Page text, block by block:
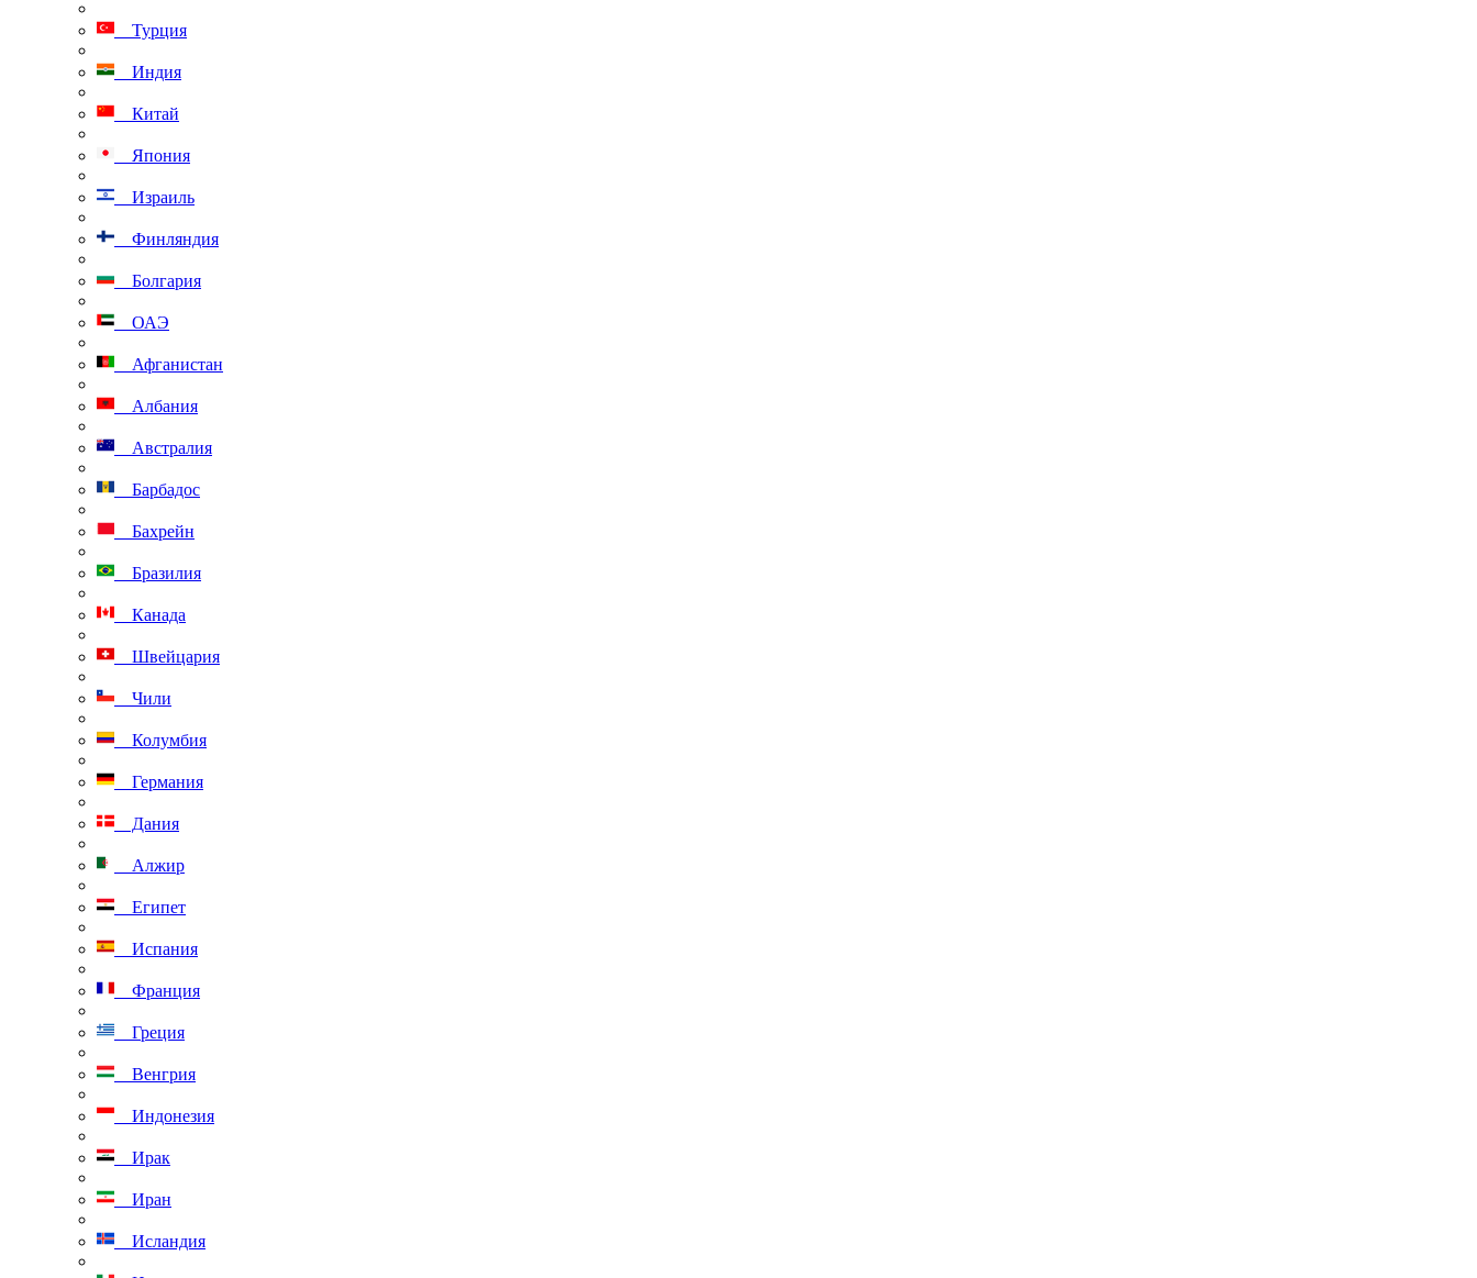
Турция
Индия
Китай
Япония
Израиль
Финляндия
Болгария
ОАЭ
Афганистан
Албания
Австралия
Барбадос
Бахрейн
Бразилия
Канада
Швейцария
Чили
Колумбия
Германия
Дания
Алжир
Египет
Испания
Франция
Греция
Венгрия
Индонезия
Ирак
Иран
Исландия